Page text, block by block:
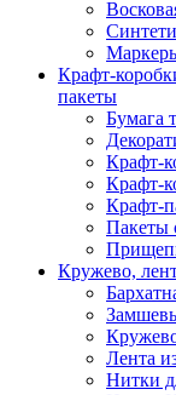
Крафт-
пакеты
Бумага
Крафт-
Крафт-
Крафт-
Пакеты
Кружево,
Лента
Нитки